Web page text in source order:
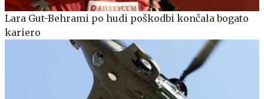
Lara Gut-Behrami po hudi poškodbi končala bogato
kariero